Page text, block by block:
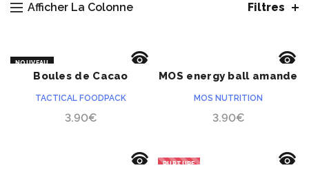
Afficher La Colonne Filtres
NOUVEAU
ACHETER
Boules de Cacao
TACTICAL FOODPACK
3.90€
ACHETER
MOS energy ball amande
MOS NUTRITION
3.90€
RUPTURE